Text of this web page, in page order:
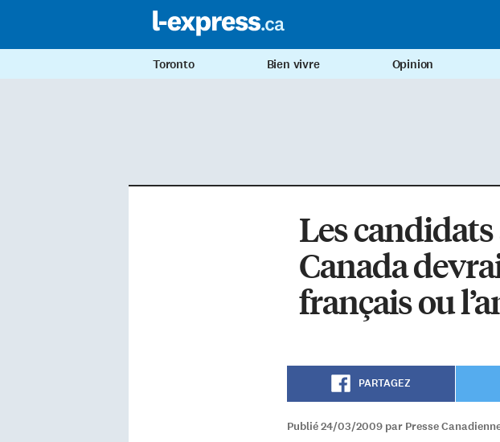
Toronto Bien vivre Opinion
Les
Canada
français ou
PARTAGEZ
Publié 24/03/2009 par Presse